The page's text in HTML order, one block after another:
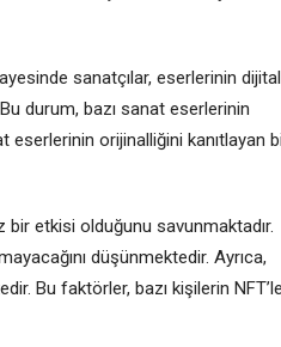
sanatçılar, eserlerinin dijital
durum, bazı sanat eserlerinin
eserlerinin orijinalliğini kanıtlayan
etkisi olduğunu savunmaktadır.
düşünmektedir. Ayrıca,
Bu faktörler, bazı kişilerin